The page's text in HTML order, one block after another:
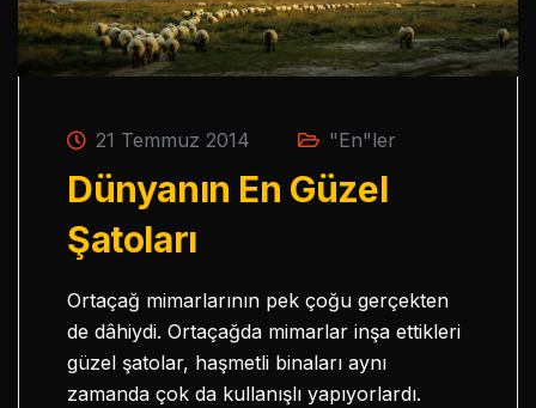
21 Temmuz 2014 "En"ler
Dünyanın En Güzel
Şatoları
Ortaçağ mimarlarının pek çoğu gerçekten
de dâhiydi. Ortaçağda mimarlar inşa ettikleri
güzel şatolar, haşmetli binaları aynı
zamanda çok da kullanışlı yapıyorlardı.